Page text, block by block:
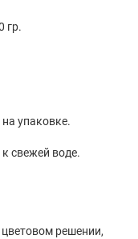
гр.
упаковке.
свежей воде.
решении,